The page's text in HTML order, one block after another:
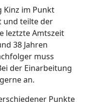
Kinz im Punkt
und teilte der
leztzte Amtszeit
38 Jahren
muss
der Einarbeitung
an.
Punkte